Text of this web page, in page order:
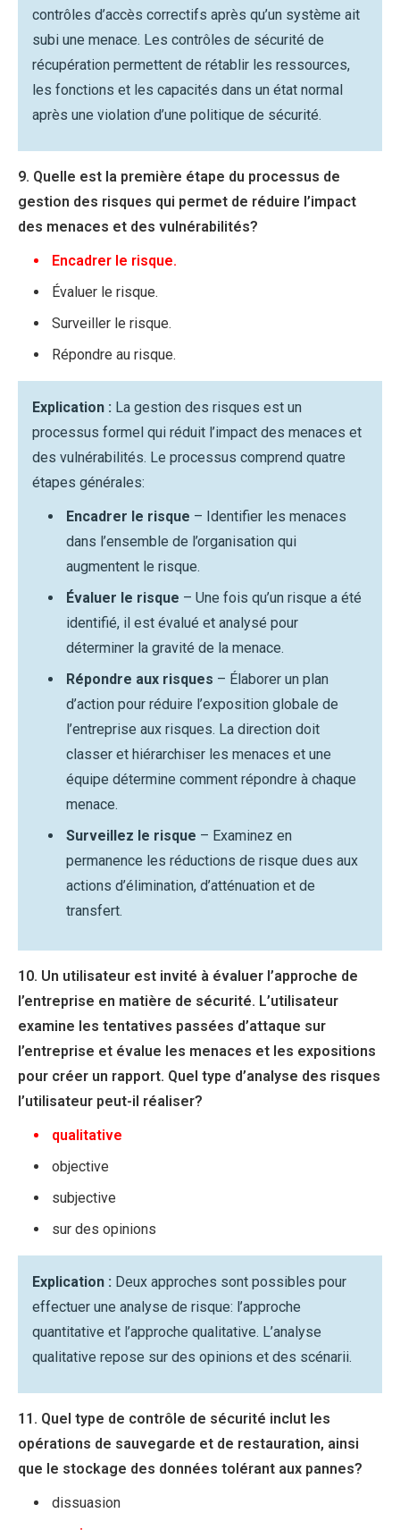
contrôles d’accès correctifs après qu’un système ait
subi une menace. Les contrôles de sécurité de
récupération permettent de rétablir les ressources,
les fonctions et les capacités dans un état normal
après une violation d’une politique de sécurité.
9. Quelle est la première étape du processus de
gestion des risques qui permet de réduire l’impact
des menaces et des vulnérabilités?
Encadrer le risque.
Évaluer le risque.
Surveiller le risque.
Répondre au risque.
Explication : La gestion des risques est un
processus formel qui réduit l’impact des menaces et
des vulnérabilités. Le processus comprend quatre
étapes générales:
Encadrer le risque – Identifier les menaces
dans l’ensemble de l’organisation qui
augmentent le risque.
Évaluer le risque – Une fois qu’un risque a été
identifié, il est évalué et analysé pour
déterminer la gravité de la menace.
Répondre aux risques – Élaborer un plan
d’action pour réduire l’exposition globale de
l’entreprise aux risques. La direction doit
classer et hiérarchiser les menaces et une
équipe détermine comment répondre à chaque
menace.
Surveillez le risque – Examinez en
permanence les réductions de risque dues aux
actions d’élimination, d’atténuation et de
transfert.
10. Un utilisateur est invité à évaluer l’approche de
l’entreprise en matière de sécurité. L’utilisateur
examine les tentatives passées d’attaque sur
l’entreprise et évalue les menaces et les expositions
pour créer un rapport. Quel type d’analyse des risques
l’utilisateur peut-il réaliser?
qualitative
objective
subjective
sur des opinions
Explication : Deux approches sont possibles pour
effectuer une analyse de risque: l’approche
quantitative et l’approche qualitative. L’analyse
qualitative repose sur des opinions et des scénarii.
11. Quel type de contrôle de sécurité inclut les
opérations de sauvegarde et de restauration, ainsi
que le stockage des données tolérant aux pannes?
dissuasion